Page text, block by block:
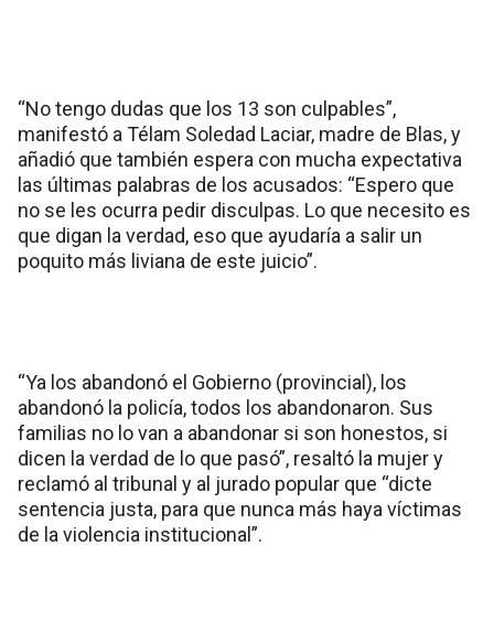
“No tengo dudas que los 13 son culpables”,
manifestó a Télam Soledad Laciar, madre de Blas, y
añadió que también espera con mucha expectativa
las últimas palabras de los acusados: “Espero que
no se les ocurra pedir disculpas. Lo que necesito es
que digan la verdad, eso que ayudaría a salir un
poquito más liviana de este juicio”.
“Ya los abandonó el Gobierno (provincial), los
abandonó la policía, todos los abandonaron. Sus
familias no lo van a abandonar si son honestos, si
dicen la verdad de lo que pasó”, resaltó la mujer y
reclamó al tribunal y al jurado popular que “dicte
sentencia justa, para que nunca más haya víctimas
de la violencia institucional”.